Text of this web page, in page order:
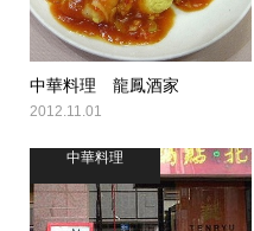
中華料理 龍鳳酒家
2012.11.01
中華料理